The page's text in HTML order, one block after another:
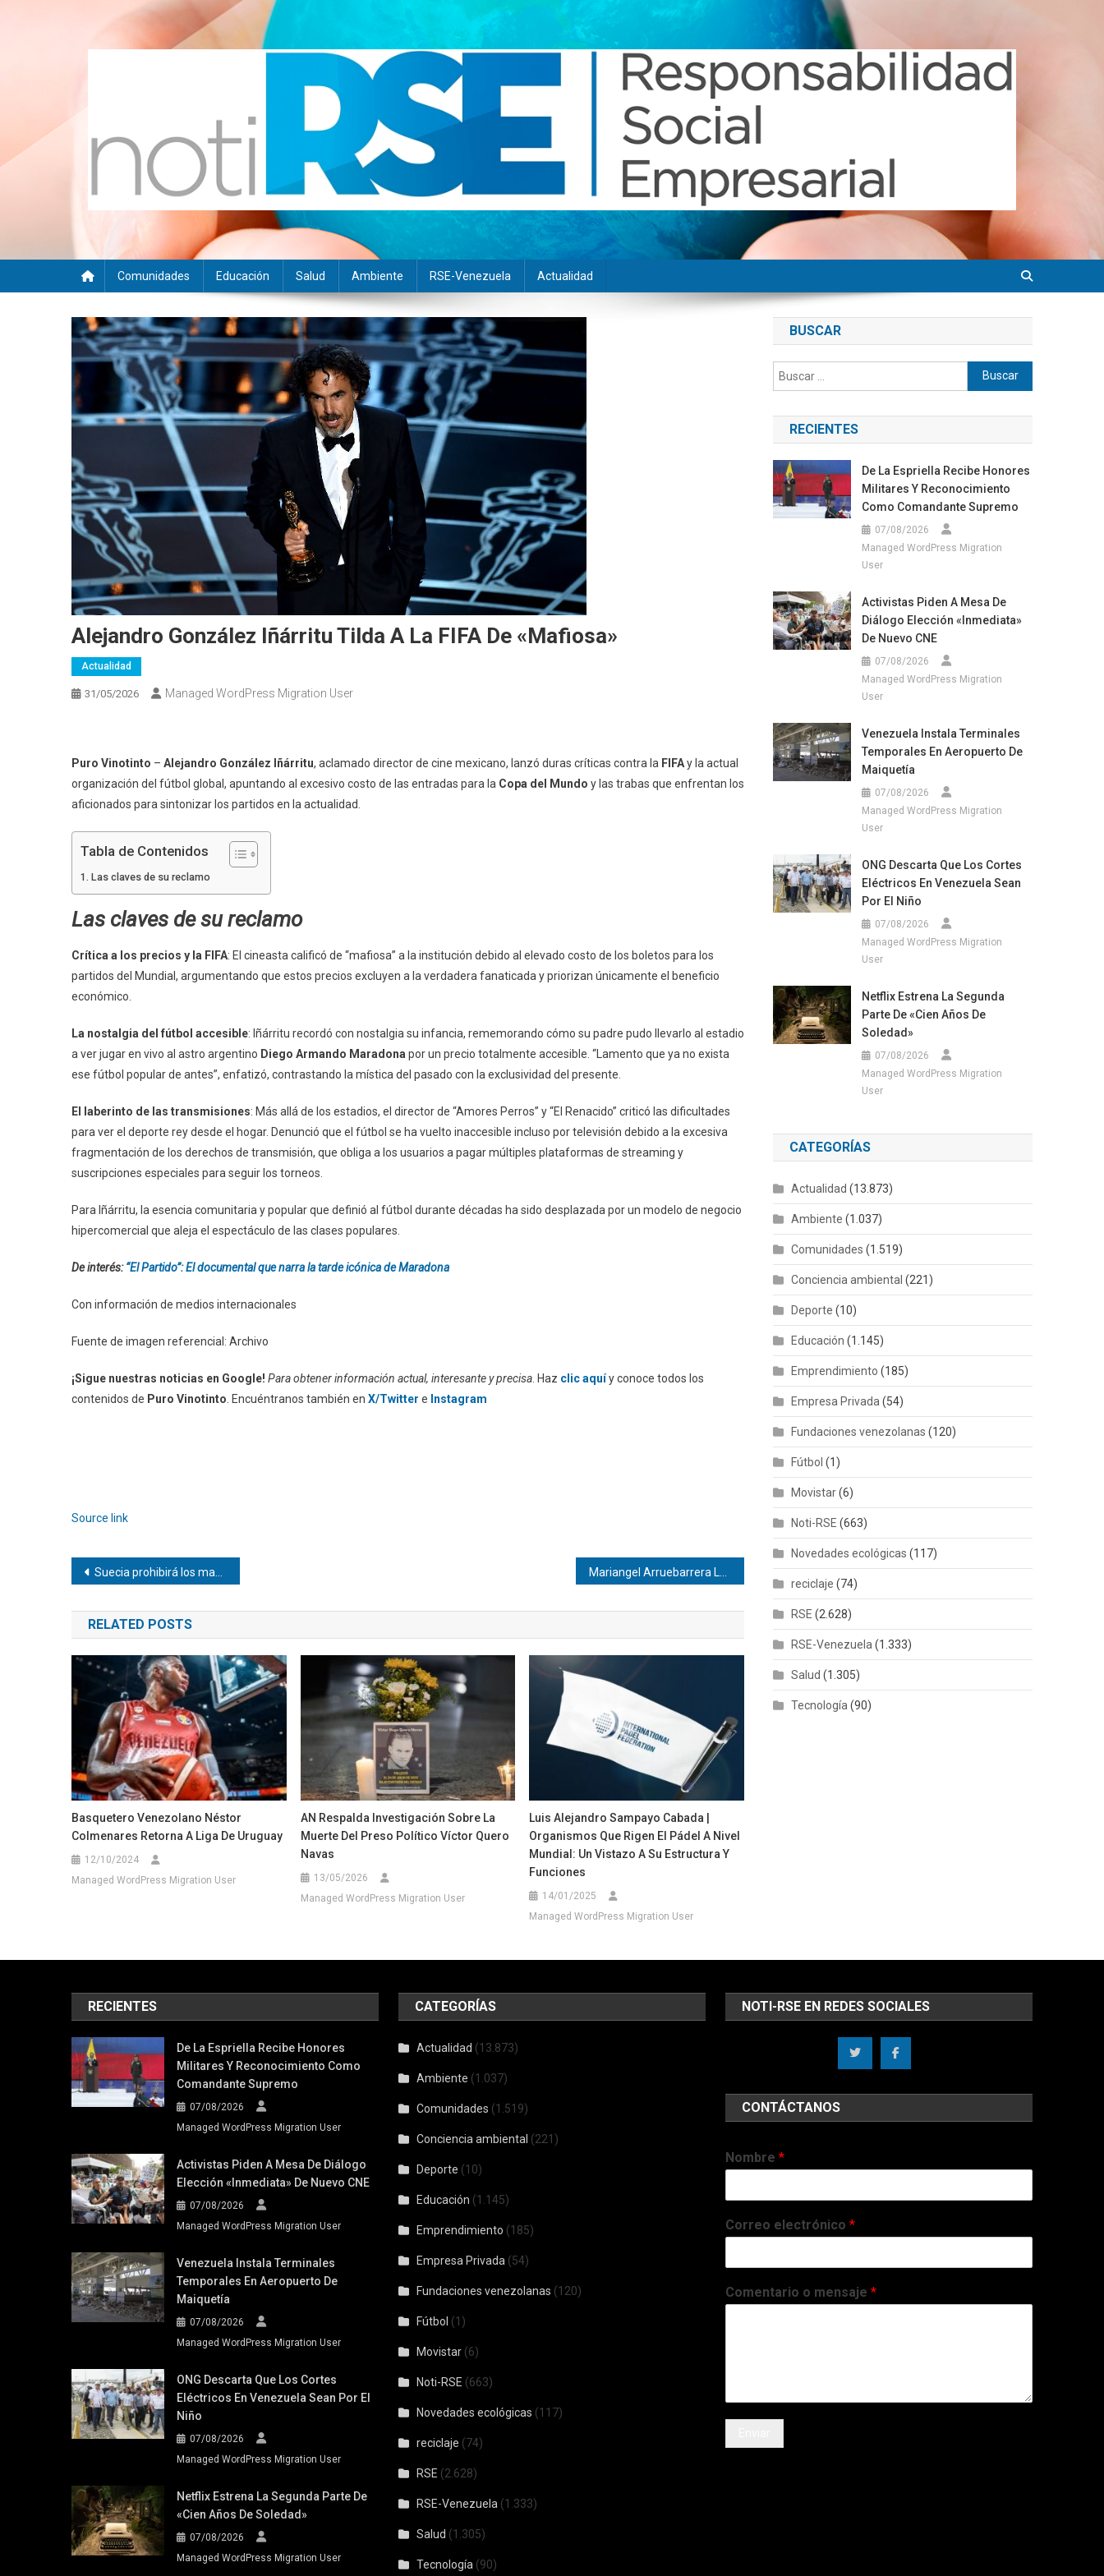
Noti RSE
Noticias con sentido responsable
Comunidades Educación Salud Ambiente RSE-Venezuela Actualidad
Alejandro González Iñárritu Tilda A La FIFA De «mafiosa»
Actualidad
31/05/2026 Managed WordPress Migration User
Puro Vinotinto – Alejandro González Iñárritu, aclamado director de cine mexicano, lanzó duras críticas contra la FIFAy la actual
organización del fútbol global, apuntando al excesivo costo de las entradas para la Copa del Mundo y las trabas que enfrentan los
aficionados para sintonizar los partidos en la actualidad.
Tabla de Contenidos
Las claves de su reclamo
Las claves de su reclamo
Crítica a los precios y la FIFA: El cineasta calificó de “mafiosa” a la institución debido al elevado costo de los boletos para los
partidos del Mundial, argumentando que estos precios excluyen a la verdadera fanaticada y priorizan únicamente el beneficio
económico.
La nostalgia del fútbol accesible: Iñárritu recordó con nostalgia su infancia, rememorando cómo su padre pudo llevarlo al estadio
a ver jugar en vivo al astro argentino Diego Armando Maradona por un precio totalmente accesible. “Lamento que ya no exista
ese fútbol popular de antes”, enfatizó, contrastando la mística del pasado con la exclusividad del presente.
El laberinto de las transmisiones: Más allá de los estadios, el director de “Amores Perros” y “El Renacido” criticó las dificultades
para ver el deporte rey desde el hogar. Denunció que el fútbol se ha vuelto inaccesible incluso por televisión debido a la excesiva
fragmentación de los derechos de transmisión, que obliga a los usuarios a pagar múltiples plataformas de streaming y
suscripciones especiales para seguir los torneos.
Para Iñárritu, la esencia comunitaria y popular que definió al fútbol durante décadas ha sido desplazada por un modelo de negocio
hipercomercial que aleja el espectáculo de las clases populares.
De interés:“El Partido”: El documental que narra la tarde icónica de Maradona
Con información de medios internacionales
Fuente de imagen referencial: Archivo
¡Sigue nuestras noticias en Google! Para obtener información actual, interesante y precisa . Haz clic aquíy conoce todos los
contenidos de Puro Vinotinto . Encuéntranos también en X/Twitter e Instagram
Source link
Navegación
de
entradas
Suecia prohibirá los matrimonios entre primos a partir del 1 de julio
RELATED POSTS
Basquetero Venezolano Néstor
Colmenares Retorna A Liga De Uruguay
12/10/2024
Managed WordPress Migration User
AN Respalda Investigación Sobre La
Muerte Del Preso Político Víctor Quero
Navas
13/05/2026
Managed WordPress Migration User
Luis Alejandro Sampayo Cabada |
Organismos Que Rigen El Pádel A Nivel
Mundial: Un Vistazo A Su Estructura Y
Funciones
14/01/2025
Managed WordPress Migration User
BUSCAR
Buscar:
RECIENTES
De La Espriella Recibe Honores
Militares Y Reconocimiento
Como Comandante Supremo
07/08/2026
Managed WordPress Migration
User
Activistas Piden A Mesa De
Diálogo Elección «inmediata»
De Nuevo CNE
07/08/2026
Managed WordPress Migration
User
Venezuela Instala Terminales
Temporales En Aeropuerto De
Maiquetía
07/08/2026
Managed WordPress Migration
User
ONG Descarta Que Los Cortes
Eléctricos En Venezuela Sean
Por El Niño
07/08/2026
Managed WordPress Migration
User
Netflix Estrena La Segunda
Parte De «Cien Años De
Soledad»
07/08/2026
Managed WordPress Migration
User
CATEGORÍAS
Actualidad (13.873)
Ambiente (1.037)
Comunidades (1.519)
Conciencia ambiental (221)
Deporte (10)
Educación (1.145)
Emprendimiento (185)
Empresa Privada (54)
Fundaciones venezolanas (120)
Fútbol (1)
Movistar(6)
Noti-RSE (663)
Novedades ecológicas (117)
reciclaje (74)
RSE (2.628)
RSE-Venezuela (1.333)
Salud (1.305)
Tecnología (90)
RECIENTES
De La Espriella Recibe Honores
Militares Y Reconocimiento Como
Comandante Supremo
07/08/2026
Managed WordPress Migration User
Activistas Piden A Mesa De Diálogo
Elección «inmediata» De Nuevo CNE
07/08/2026
Managed WordPress Migration User
Venezuela Instala Terminales
Temporales En Aeropuerto De
Maiquetía
07/08/2026
Managed WordPress Migration User
ONG Descarta Que Los Cortes
Eléctricos En Venezuela Sean Por El
Niño
07/08/2026
Managed WordPress Migration User
Netflix Estrena La Segunda Parte De
«Cien Años De Soledad»
07/08/2026
Managed WordPress Migration User
CATEGORÍAS
Actualidad (13.873)
Ambiente (1.037)
Comunidades (1.519)
Conciencia ambiental (221)
Deporte (10)
Educación (1.145)
Emprendimiento (185)
Empresa Privada (54)
Fundaciones venezolanas (120)
Fútbol (1)
Movistar (6)
Noti-RSE (663)
Novedades ecológicas (117)
reciclaje (74)
RSE (2.628)
RSE-Venezuela (1.333)
Salud (1.305)
Tecnología (90)
NOTI-RSE EN REDES SOCIALES
CONTÁCTANOS
Nombre *
Correo electrónico *
Comentario o mensaje *